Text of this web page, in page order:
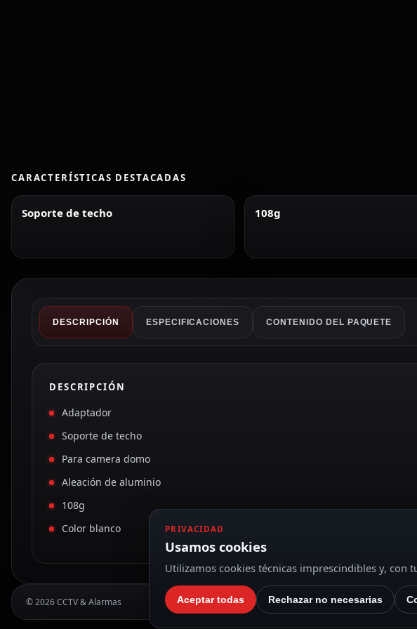
CARACTERÍSTICAS DESTACADAS
Soporte de techo 108g
DESCRIPCIÓN ESPECIFICACIONES CONTENIDO DEL PAQUETE
DESCRIPCIÓN
Adaptador
Soporte de techo
Para camera domo
Aleación de aluminio
108g
Color blanco
© 2026 CCTV & Alarmas
PRIVACIDAD
Usamos cookies
Utilizamos cookies técnicas imprescindibles y,
Aceptar todas Rechazar no necesarias